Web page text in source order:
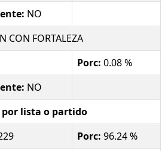
NO
CON FORTALEZA
Porc: 0.08 %
NO
lista o partido
Porc: 96.24 %